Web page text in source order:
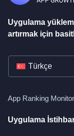
Uygulama
artırmak için
Türkçe
App Ranking
Uygulama